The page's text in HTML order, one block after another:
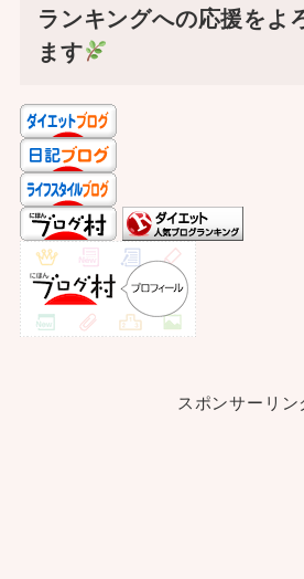
ランキングへの応援をよ
ます
スポンサーリン